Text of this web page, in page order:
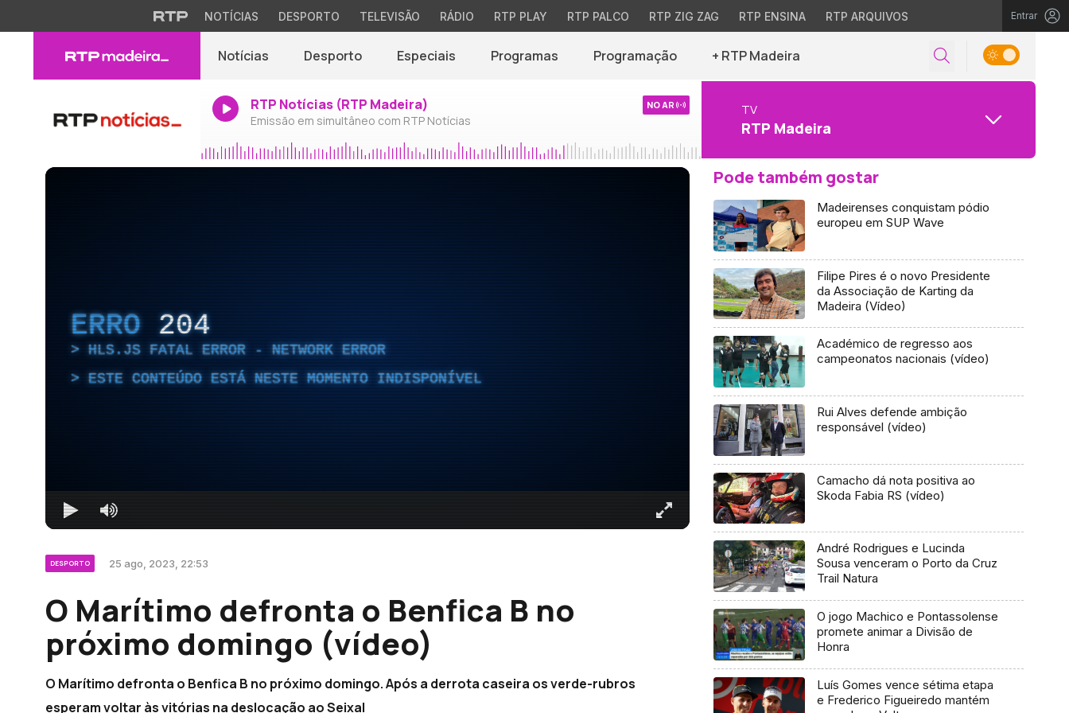
NOTÍCIAS DESPORTO TELEVISÃO RÁDIO RTP PLAY RTP PALCO RTP ZIG ZAG RTP ENSINA RTP ARQUIVOS Entrar
Notícias Desporto Especiais Programas Programação + RTP Madeira
RTP Notícias (RTP Madeira)
Emissão em simultâneo com RTP Notícias
NO AR TV
RTP Madeira
ERRO 204
HLS.JS FATAL ERROR - NETWORK ERROR
ESTE CONTEÚDO ESTÁ NESTE MOMENTO INDISPONÍVEL
DESPORTO 25 ago, 2023, 22:53
O Marítimo defronta o Benfica B no
próximo domingo (vídeo)
O Marítimo defronta o Benfica B no próximo domingo. Após a derrota caseira os verde-rubros
esperam voltar às vitórias na deslocação ao Seixal
Pode também gostar
Madeirenses conquistam pódio
europeu em SUP Wave
Filipe Pires é o novo Presidente
da Associação de Karting da
Madeira (Vídeo)
Académico de regresso aos
campeonatos nacionais (vídeo)
Rui Alves defende ambição
responsável (vídeo)
Camacho dá nota positiva ao
Skoda Fabia RS (vídeo)
André Rodrigues e Lucinda
Sousa venceram o Porto da Cruz
Trail Natura
O jogo Machico e Pontassolense
promete animar a Divisão de
Honra
Luís Gomes vence sétima etapa
e Frederico Figueiredo mantém